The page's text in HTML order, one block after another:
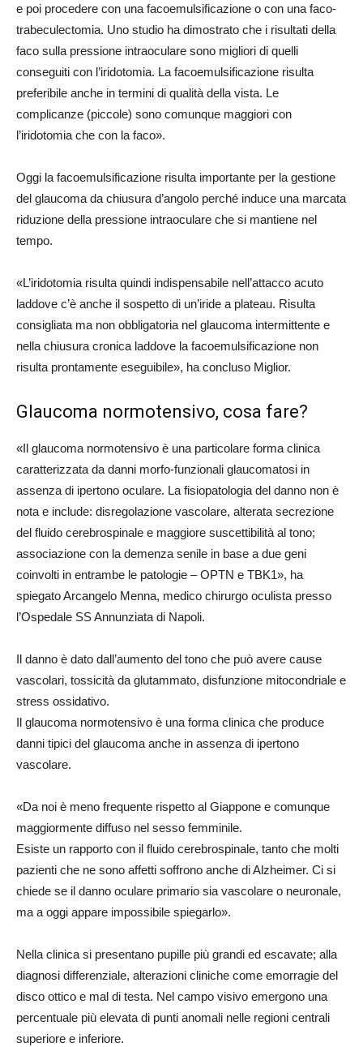
e poi procedere con una facoemulsificazione o con una faco-
trabeculectomia. Uno studio ha dimostrato che i risultati della
faco sulla pressione intraoculare sono migliori di quelli
conseguiti con l’iridotomia. La facoemulsificazione risulta
preferibile anche in termini di qualità della vista. Le
complicanze (piccole) sono comunque maggiori con
l’iridotomia che con la faco».
Oggi la facoemulsificazione risulta importante per la gestione
del glaucoma da chiusura d’angolo perché induce una marcata
riduzione della pressione intraoculare che si mantiene nel
tempo.
«L’iridotomia risulta quindi indispensabile nell’attacco acuto
laddove c’è anche il sospetto di un’iride a plateau. Risulta
consigliata ma non obbligatoria nel glaucoma intermittente e
nella chiusura cronica laddove la facoemulsificazione non
risulta prontamente eseguibile», ha concluso Miglior.
Glaucoma normotensivo, cosa fare?
«Il glaucoma normotensivo è una particolare forma clinica
caratterizzata da danni morfo-funzionali glaucomatosi in
assenza di ipertono oculare. La fisiopatologia del danno non è
nota e include: disregolazione vascolare, alterata secrezione
del fluido cerebrospinale e maggiore suscettibilità al tono;
associazione con la demenza senile in base a due geni
coinvolti in entrambe le patologie – OPTN e TBK1», ha
spiegato Arcangelo Menna, medico chirurgo oculista presso
l’Ospedale SS Annunziata di Napoli.
Il danno è dato dall’aumento del tono che può avere cause
vascolari, tossicità da glutammato, disfunzione mitocondriale e
stress ossidativo.
Il glaucoma normotensivo è una forma clinica che produce
danni tipici del glaucoma anche in assenza di ipertono
vascolare.
«Da noi è meno frequente rispetto al Giappone e comunque
maggiormente diffuso nel sesso femminile.
Esiste un rapporto con il fluido cerebrospinale, tanto che molti
pazienti che ne sono affetti soffrono anche di Alzheimer. Ci si
chiede se il danno oculare primario sia vascolare o neuronale,
ma a oggi appare impossibile spiegarlo».
Nella clinica si presentano pupille più grandi ed escavate; alla
diagnosi differenziale, alterazioni cliniche come emorragie del
disco ottico e mal di testa. Nel campo visivo emergono una
percentuale più elevata di punti anomali nelle regioni centrali
superiore e inferiore.